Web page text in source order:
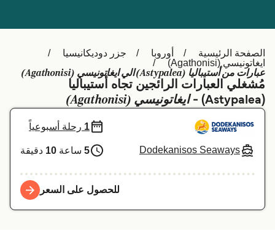
België (NL)
Ελλάδα
Belgique (FR)
Polska
Deutschland
Schweiz (DE)
Norge
Україна
Indonesia
Maroc (FR)
الصفحة الرئيسية أوروبا
جزر دوديكانيسيا
ايغاتونيسي (Agathonisi)
عبارات من أستيباليا (Astypalea) الي ايغاتونيسي (Agathonisi)
مُشغلي العبارات الرائجين تجاه أستيباليا
(Astypalea) -
ايغاتونيسي (Agathonisi)
Dodekanisos Seaways
1 رحلة أسبوعياً
5 ساعة 10 دقيقة
للحصول على السعر